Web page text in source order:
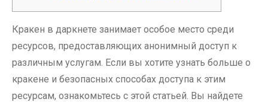
Кракен в даркнете занимает особое место среди
ресурсов, предоставляющих анонимный доступ к
различным услугам. Если вы хотите узнать больше о
кракене и безопасных способах доступа к этим
ресурсам, ознакомьтесь с этой статьей. Вы найдете